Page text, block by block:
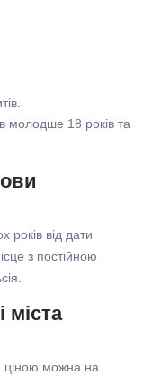
молодше 18 років та
років від дати
з постійною
міста
ціною можна на